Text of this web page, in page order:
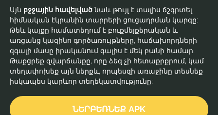
Այն բջջային հավելվածնաև թույլ է տալիս ճշգրտել
հիմնական էկրանին տարրերի ցուցադրման կարգը:
Թեև կայքը համատեղում է բուքմեյքերական և
առցանց կազինո գործառույթները, հաճախորդների
զգալի մասը իրականում գալիս է մեկ բանի համար.
Թաքցրեք զվարճանքը, որը ձեզ չի հետաքրքրում, կամ
տեղափոխեք այն ներքև, որպեսզի առաջինը տեսնեք
իսկապես կարևոր տեղեկատվությունը:
ՆԵՐԲԵՌՆԵՔ APK